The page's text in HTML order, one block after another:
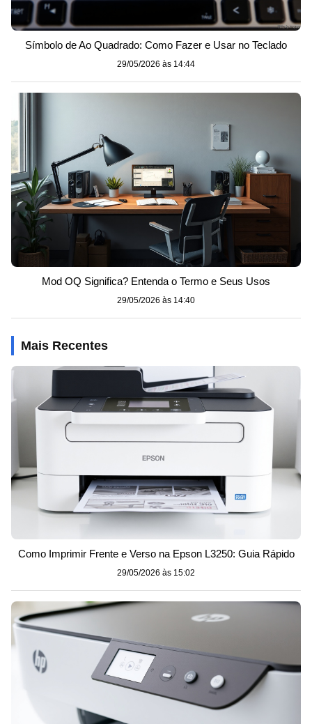
Símbolo de Ao Quadrado: Como Fazer e Usar no Teclado
29/05/2026 às 14:44
Mod OQ Significa? Entenda o Termo e Seus Usos
29/05/2026 às 14:40
Mais Recentes
Como Imprimir Frente e Verso na Epson L3250: Guia Rápido
29/05/2026 às 15:02